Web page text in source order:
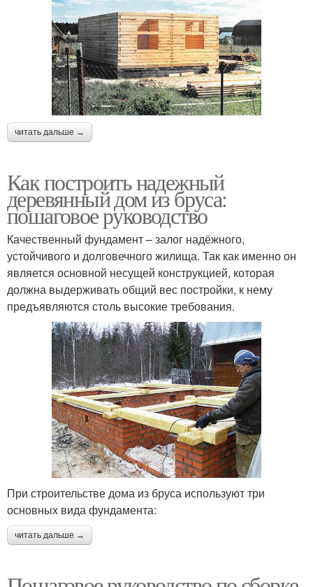
читать дальше →
Как построить надежный
деревянный дом из бруса:
пошаговое руководство
Качественный фундамент – залог надёжного,
устойчивого и долговечного жилища. Так как именно он
является основной несущей конструкцией, которая
должна выдерживать общий вес постройки, к нему
предъявляются столь высокие требования.
При строительстве дома из бруса используют три
основных вида фундамента:
читать дальше →